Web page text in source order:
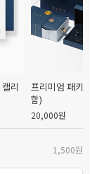
리
프리미엄 패키지
함)
20,000원
1,500원